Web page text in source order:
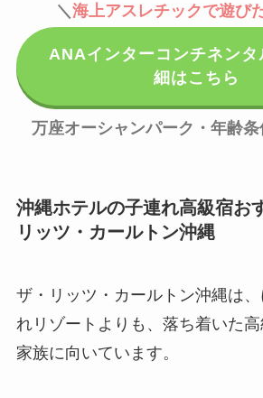
＼ 海上アスレチックで遊び
ANAインターコンチネンタ
細はこちら
万座オーシャンパーク・年齢
沖縄ホテルの子連れ高級宿お
リッツ・カールトン沖縄
ザ・リッツ・カールトン沖縄は
れリゾートよりも、落ち着いた
家族に向いています。